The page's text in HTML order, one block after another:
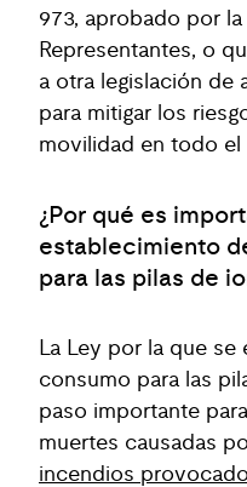
973, aprobado por la
Representantes, o
a otra legislación de
para mitigar los
movilidad en todo el
¿Por qué es
establecimiento
para las pilas de
La Ley por la que
consumo para las
paso importante
muertes causadas
incendios